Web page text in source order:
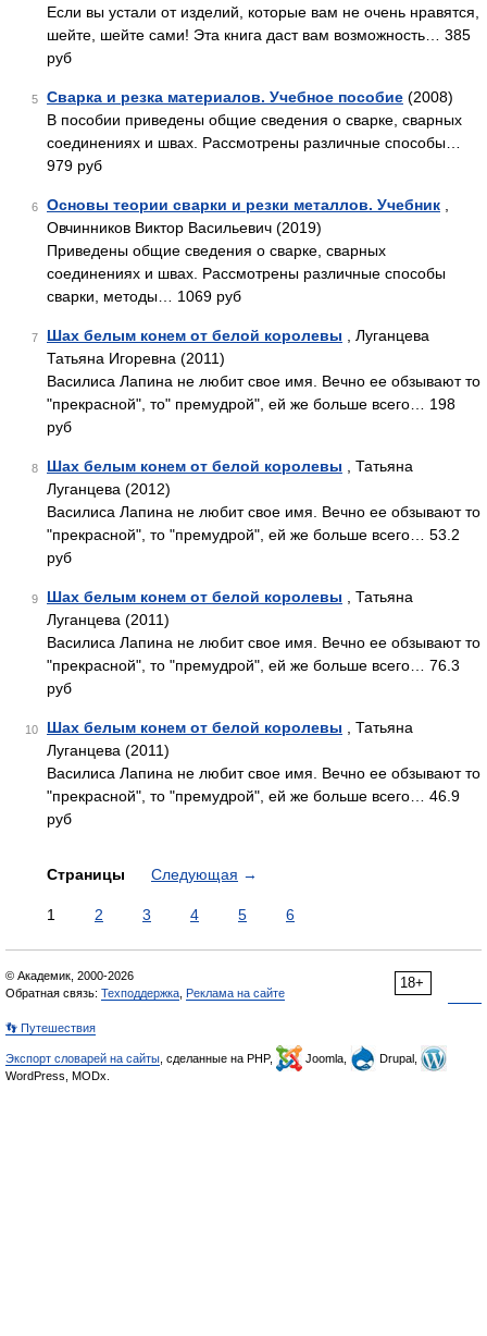
Если вы устали от изделий, которые вам не очень нравятся,
шейте, шейте сами! Эта книга даст вам возможность… 385
руб
5 Сварка и резка материалов. Учебное пособие (2008)
В пособии приведены общие сведения о сварке, сварных
соединениях и швах. Рассмотрены различные способы…
979 руб
6 Основы теории сварки и резки металлов. Учебник
Овчинников Виктор Васильевич (2019)
Приведены общие сведения о сварке, сварных
соединениях и швах. Рассмотрены различные способы
сварки, методы… 1069 руб
7 Шах белым конем от белой королевы , Луганцева
Татьяна Игоревна (2011)
Василиса Лапина не любит свое имя. Вечно ее обзывают то
"прекрасной", то" премудрой", ей же больше всего… 198
руб
8 Шах белым конем от белой королевы , Татьяна
Луганцева (2012)
Василиса Лапина не любит свое имя. Вечно ее обзывают то
"прекрасной", то "премудрой", ей же больше всего… 53.2
руб
9 Шах белым конем от белой королевы , Татьяна
Луганцева (2011)
Василиса Лапина не любит свое имя. Вечно ее обзывают то
"прекрасной", то "премудрой", ей же больше всего… 76.3
руб
10 Шах белым конем от белой королевы , Татьяна
Луганцева (2011)
Василиса Лапина не любит свое имя. Вечно ее обзывают то
"прекрасной", то "премудрой", ей же больше всего… 46.9
руб
Страницы Следующая →
1 2 3 4 5 6
18+
© Академик, 2000-2026
Обратная связь: Техподдержка Реклама на сайте
👣 Путешествия
Экспорт словарей на сайты , сделанные на PHP, Joomla,
Drupal,
WordPress, MODx.